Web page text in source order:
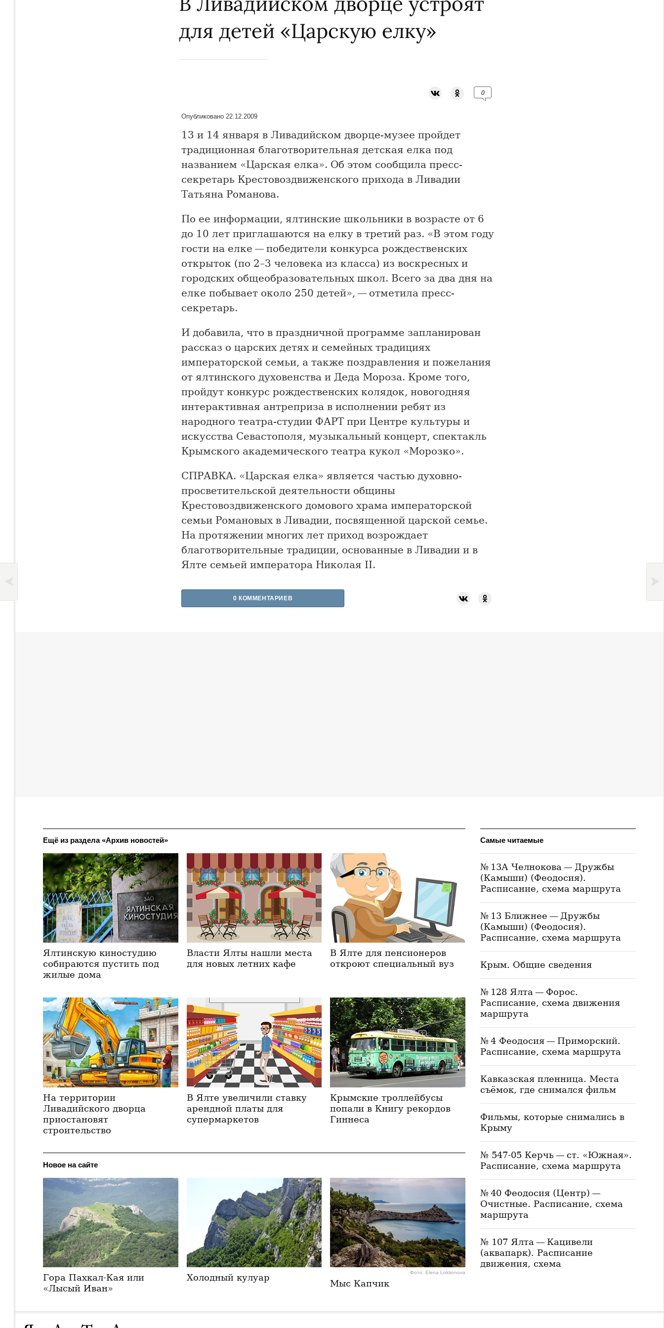
для детей «Царскую елку»
0
Опубликовано 22.12.2009
13 и 14 января в Ливадийском дворце-музее пройдет
традиционная благотворительная детская елка под
названием «Царская елка». Об этом сообщила пресс-
секретарь Крестовоздвиженского прихода в Ливадии
Татьяна Романова.
По ее информации, ялтинские школьники в возрасте от 6
до 10 лет приглашаются на елку в третий раз. «В этом году
гости на елке — победители конкурса рождественских
открыток (по 2–3 человека из класса) из воскресных и
городских общеобразовательных школ. Всего за два дня на
елке побывает около 250 детей», — отметила пресс-
секретарь.
И добавила, что в праздничной программе запланирован
рассказ о царских детях и семейных традициях
императорской семьи, а также поздравления и пожелания
от ялтинского духовенства и Деда Мороза. Кроме того,
пройдут конкурс рождественских колядок, новогодняя
интерактивная антреприза в исполнении ребят из
народного театра-студии ФАРТ при Центре культуры и
искусства Севастополя, музыкальный концерт, спектакль
Крымского академического театра кукол «Морозко».
СПРАВКА. «Царская елка» является частью духовно-
просветительской деятельности общины
Крестовоздвиженского домового храма императорской
семьи Романовых в Ливадии, посвященной царской семье.
На протяжении многих лет приход возрождает
благотворительные традиции, основанные в Ливадии и в
Ялте семьей императора Николая II.
0 КОММЕНТАРИЕВ
Ещё из раздела «Архив новостей»
Ялтинскую киностудию
собираются пустить под
жилые дома
Власти Ялты нашли места
для новых летних кафе
В Ялте для пенсионеров
откроют специальный вуз
На территории
Ливадийского дворца
приостановят
строительство
В Ялте увеличили ставку
арендной платы для
супермаркетов
Крымские троллейбусы
попали в Книгу рекордов
Гиннеса
Новое на сайте
Гора Пахкал-Кая или
«Лысый Иван»
Холодный кулуар Фото: Elena Loktionova
Мыс Капчик
Самые читаемые
№ 13А Челнокова — Дружбы
(Камыши) (Феодосия).
Расписание, схема маршрута
№ 13 Ближнее — Дружбы
(Камыши) (Феодосия).
Расписание, схема маршрута
Крым. Общие сведения
№ 128 Ялта — Форос.
Расписание, схема движения
маршрута
№ 4 Феодосия — Приморский.
Расписание, схема маршрута
Кавказская пленница. Места
съёмок, где снимался фильм
Фильмы, которые снимались в
Крыму
№ 547-05 Керчь — ст. «Южная».
Расписание, схема маршрута
№ 40 Феодосия (Центр) —
Очистные. Расписание, схема
маршрута
№ 107 Ялта — Кацивели
(аквапарк). Расписание
движения, схема